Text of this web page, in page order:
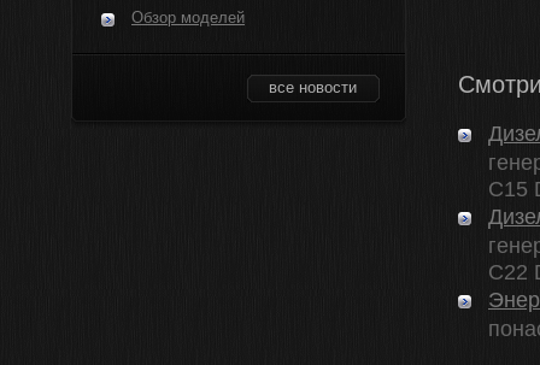
Обзор моделей
все новости
C15
C22